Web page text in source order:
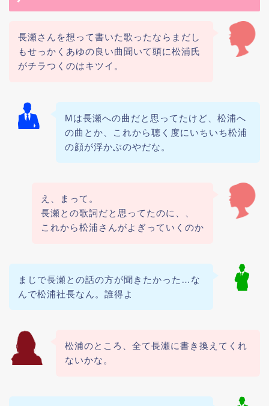
長瀬さんを想って書いた歌ったならまだし
もせっかくあゆの良い曲聞いて頭に松浦氏
がチラつくのはキツイ。
Mは長瀬への曲だと思ってたけど、松浦へ
の曲とか、これから聴く度にいちいち松浦
の顔が浮かぶのやだな。
え、まって。
長瀬との歌詞だと思ってたのに、、
これから松浦さんがよぎっていくのか
まじで長瀬との話の方が聞きたかった…な
んで松浦社長なん。誰得よ
松浦のところ、全て長瀬に書き換えてくれ
ないかな。